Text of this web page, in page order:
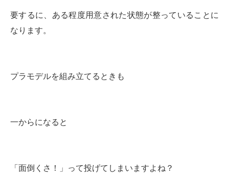
要するに、ある程度用意された状態が整っていることに
なります。
プラモデルを組み立てるときも
一からになると
「面倒くさ！」って投げてしまいますよね？